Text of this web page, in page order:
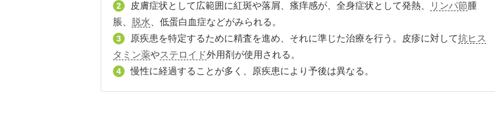
2 皮膚症状として広範囲に紅斑や落屑、瘙痒感が、全身症状として発熱、 リンパ節腫
脹、
脱水 、低蛋白血症などがみられる。
3 原疾患を特定するために精査を進め、それに準じた治療を行う。皮疹に対して抗ヒス
タミン薬やステロイド外用剤が使用される。
4 慢性に経過することが多く、原疾患により予後は異なる。